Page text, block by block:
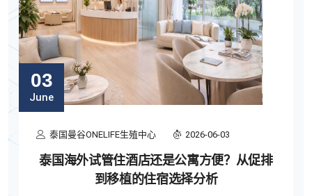
03
June
泰国曼谷ONELIFE生殖中心 2026-06-03
泰国海外试管住酒店还是公寓方便？从促排
到移植的住宿选择分析